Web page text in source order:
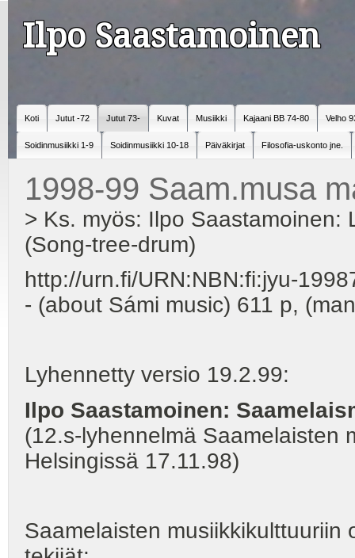
Ilpo Saastamoinen
Koti Jutut -72 Jutut 73- Kuvat Musiikki Kajaani BB 74-80 Velho
Soidinmusiikki 1-9 Soidinmusiikki 10-18 Päiväkirjat Filosofia-uskonto jne.
1998-99 Saam.musa
> Ks. myös: Ilpo Saastamoinen:
(Song-tree-drum)
http://urn.fi/
- (about Sámi music) 611 p,
Lyhennetty versio 19.2.99:
Ilpo Saastamoinen:
(12.s-lyhennelmä Saamelaisten
Helsingissä 17.11.98)
Saamelaisten